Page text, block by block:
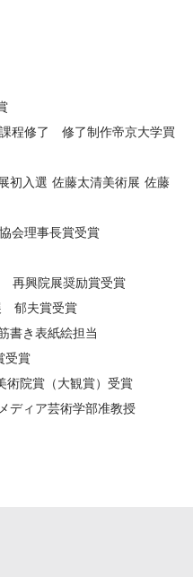
程修了 修了制作帝京大学買
選 佐藤太清美術展 佐藤
会理事長賞受賞
再興院展奨励賞受賞
郁夫賞受賞
き表紙絵担当
賞
院賞（大観賞）受賞
ィア芸術学部准教授